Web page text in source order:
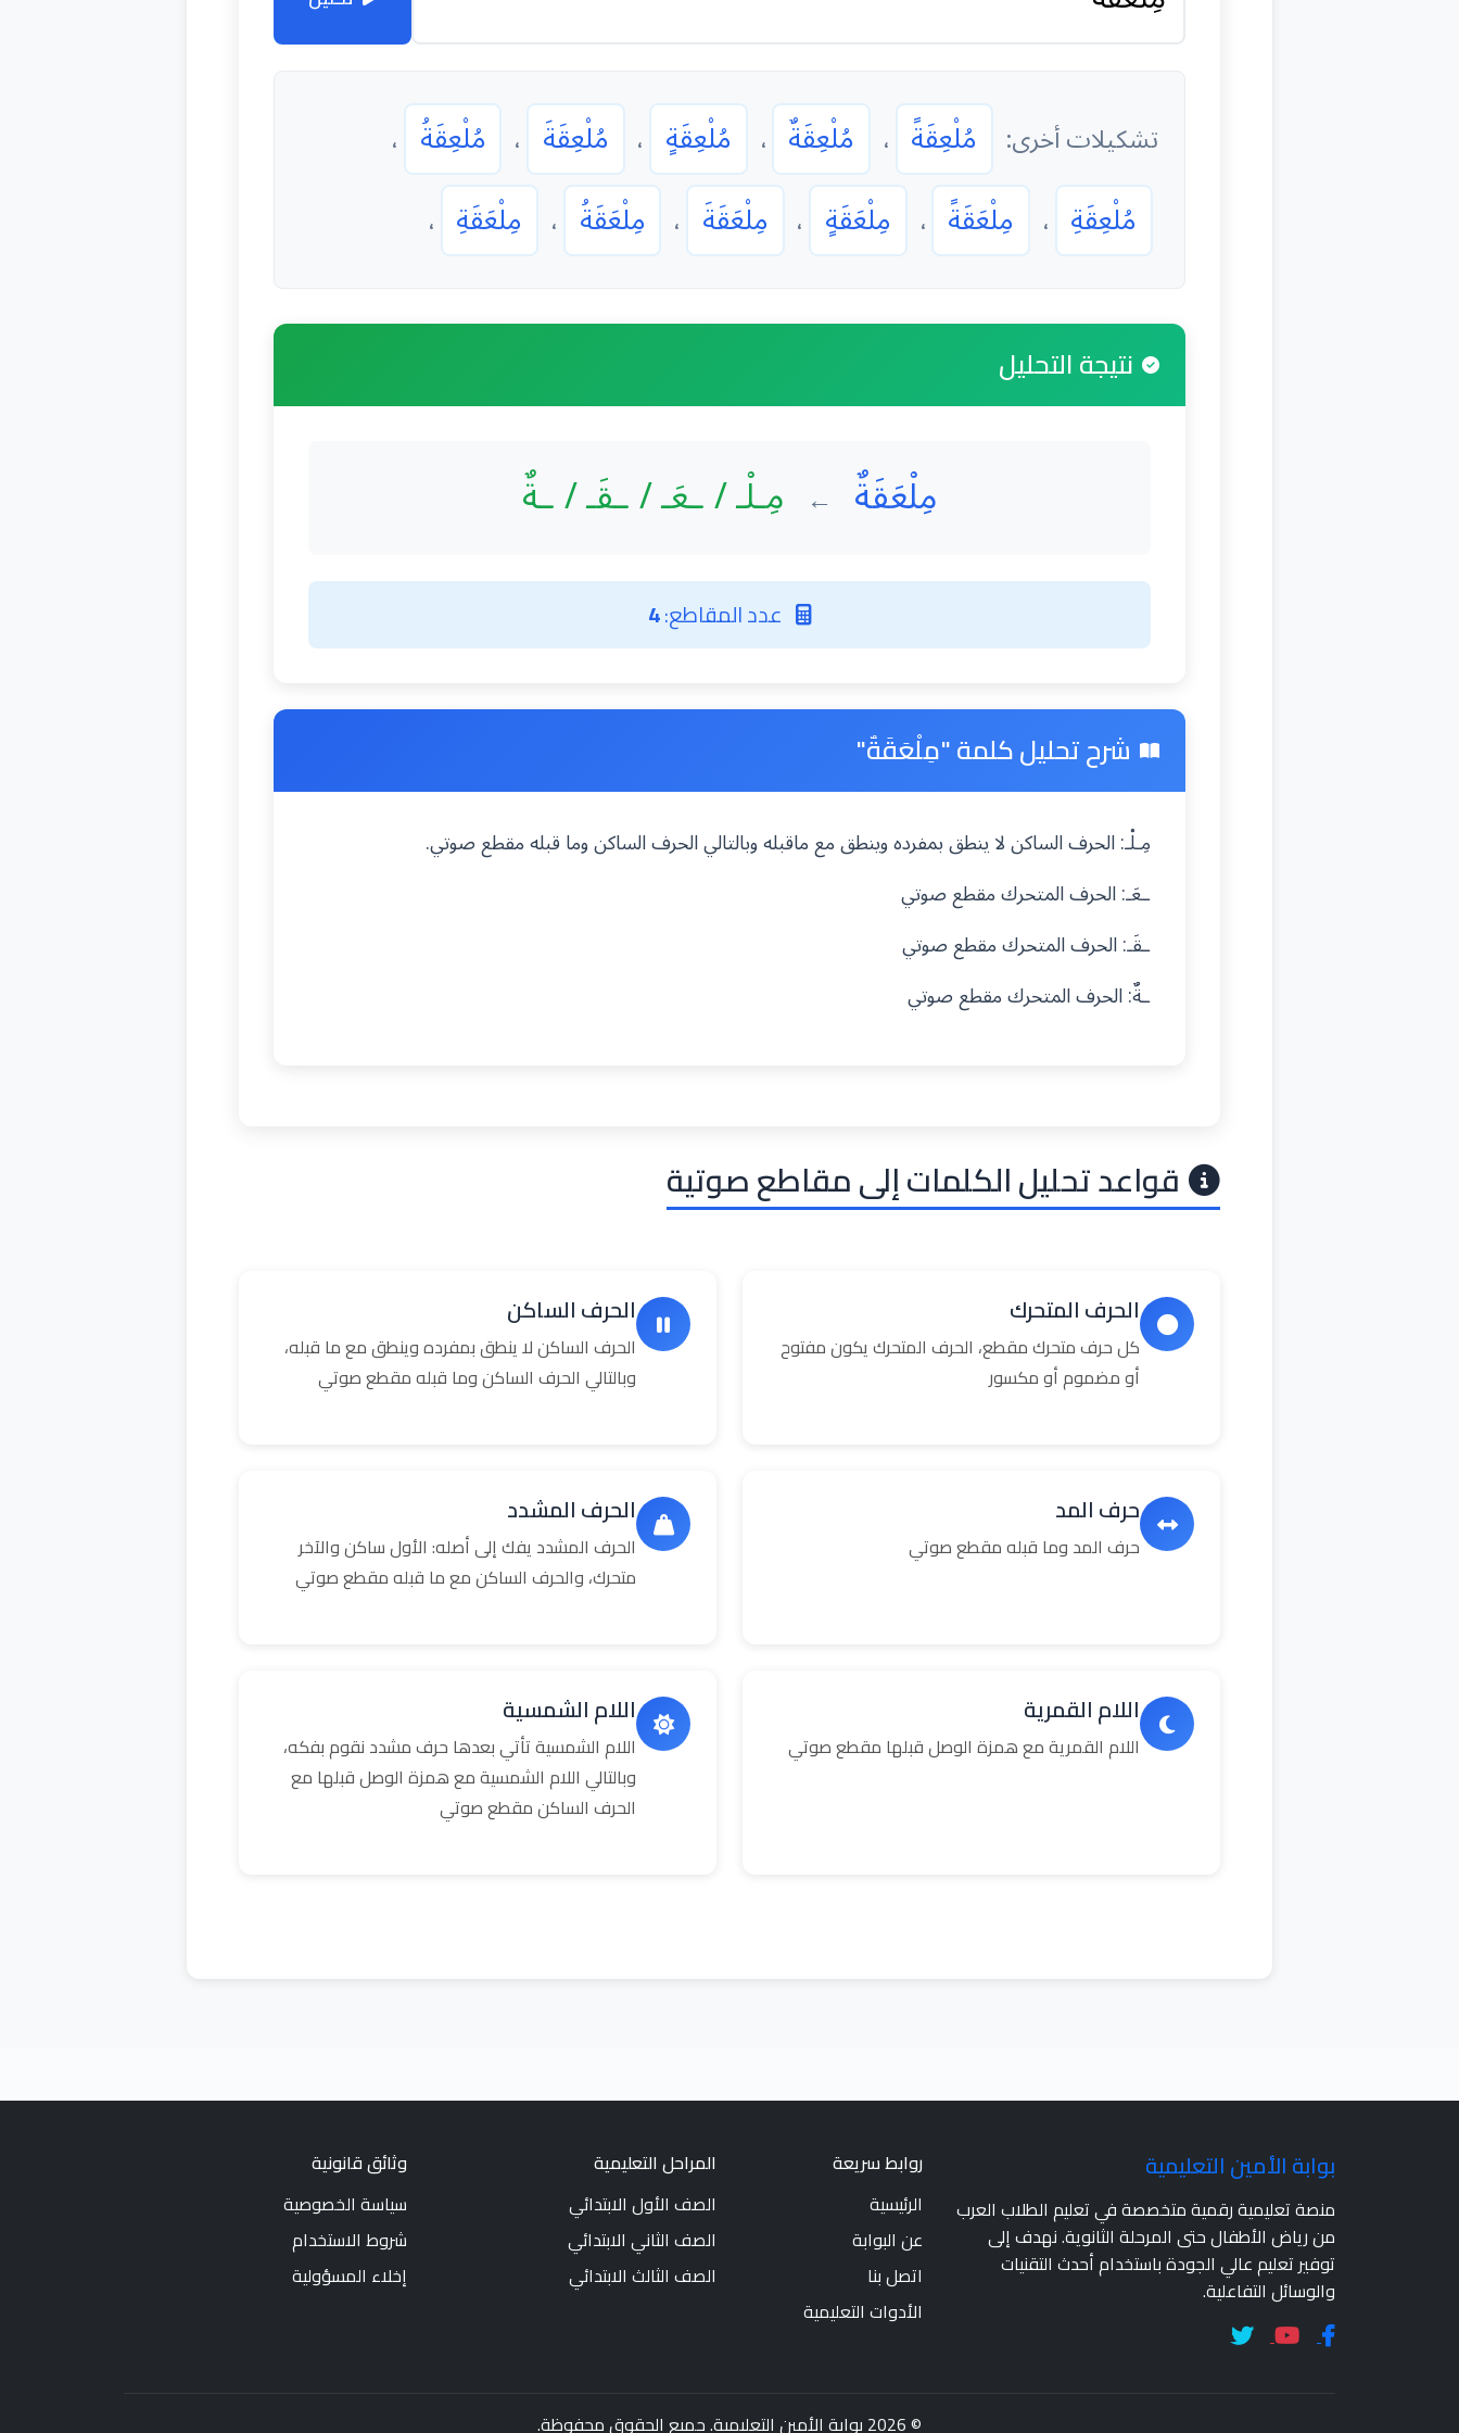
تشكيلات أخرى: مُلْعِقَةً ، مُلْعِقَةٌ ، مُلْعِقَةٍ ، مُلْعِقَةَ ، مُلْعِقَةُ ،
مُلْعِقَةِ ، مِلْعَقَةً ، مِلْعَقَةٍ ، مِلْعَقَةَ ، مِلْعَقَةُ ، مِلْعَقَةِ ،
نتيجة التحليل
مِلْعَقَةٌ ← مِـلْـ / ـعَـ / ـقَـ / ـةٌ
عدد المقاطع:4
شرح تحليل كلمة "مِلْعَقَةٌ"
مِـلْـ: الحرف الساكن لا ينطق بمفرده وينطق مع ماقبله وبالتالي الحرف الساكن وما قبله مقطع صوتي.
ـعَـ: الحرف المتحرك مقطع صوتي
ـقَـ: الحرف المتحرك مقطع صوتي
ـةٌ: الحرف المتحرك مقطع صوتي
قواعد تحليل الكلمات إلى مقاطع صوتية
الحرف المتحرك
كل حرف متحرك مقطع، الحرف المتحرك يكون مفتوح
أو مضموم أو مكسور
الحرف الساكن
الحرف الساكن لا ينطق بمفرده وينطق مع ما قبله،
وبالتالي الحرف الساكن وما قبله مقطع صوتي
حرف المد
حرف المد وما قبله مقطع صوتي
الحرف المشدد
الحرف المشدد يفك إلى أصله: الأول ساكن والآخر
متحرك، والحرف الساكن مع ما قبله مقطع صوتي
اللام القمرية
اللام القمرية مع همزة الوصل قبلها مقطع صوتي
اللام الشمسية
اللام الشمسية تأتي بعدها حرف مشدد نقوم بفكه،
وبالتالي اللام الشمسية مع همزة الوصل قبلها مع
الحرف الساكن مقطع صوتي
بوابة الأمين التعليمية
منصة تعليمية رقمية متخصصة في تعليم الطلاب العرب
من رياض الأطفال حتى المرحلة الثانوية. نهدف إلى
توفير تعليم عالي الجودة باستخدام أحدث التقنيات
والوسائل التفاعلية.
روابط سريعة
الرئيسية
عن البوابة
اتصل بنا
الأدوات التعليمية
المراحل التعليمية
الصف الأول الابتدائي
الصف الثاني الابتدائي
الصف الثالث الابتدائي
وثائق قانونية
سياسة الخصوصية
شروط الاستخدام
إخلاء المسؤولية
© 2026 بوابة الأمين التعليمية. جميع الحقوق محفوظة.